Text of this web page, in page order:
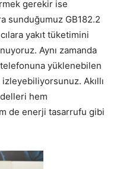
gerekir ise
sunduğumuz GB182.2
yakıt tüketimini
Aynı zamanda
yüklenebilen
Akıllı
hem
de enerji tasarrufu gibi